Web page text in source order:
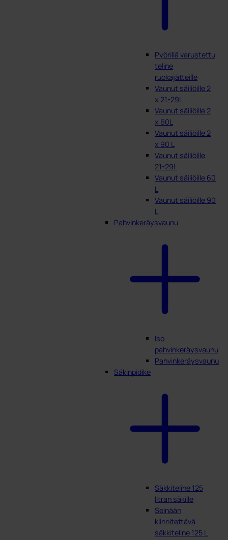
Pyörillä varustettu
teline
ruokajätteille
Vaunut säiliöille 2
x 21-29L
Vaunut säiliöille 2
x 60L
Vaunut säiliöille 2
x 90 L
Vaunut säiliöille
21-29L
Vaunut säiliöille 60
L
Vaunut säiliöille 90
L
Pahvinkeräysvaunu
Iso
pahvinkeräysvaunu
Pahvinkeräysvaunu
Säkinpidike
Säkkiteline 125
litran säkille
Seinään
kiinnitettävä
säkkiteline 125 L